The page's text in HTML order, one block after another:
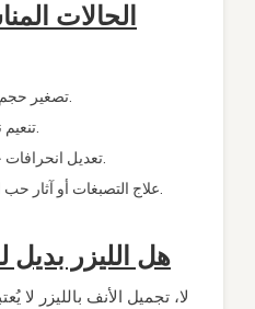
الحالات
تصغير حجم فتحات الأنف البسيطة.
تنعيم نتوءات سطحية بسيطة.
تعديل انحرافات خفيفة في طرف الأنف.
علاج التصبغات أو آثار حب الشباب على جلد الأنف.
هل الليزر بديل
لا، تجميل الأنف بالليزر لا